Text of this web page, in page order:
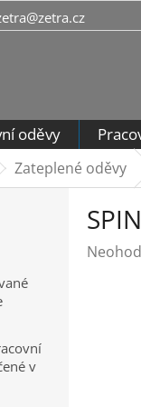
oděvy
Zateplené oděvy
v